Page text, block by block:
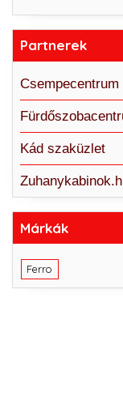
Partnerek
Csempecentrum
Kád szaküzlet
Márkák
Ferro